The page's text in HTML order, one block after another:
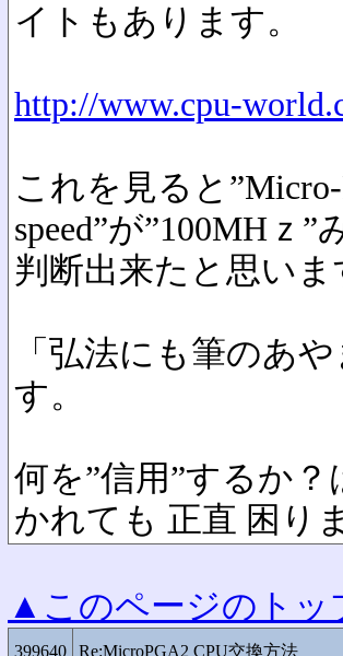
イトもあります。
http://www.cpu-
これを見ると
speed”が”100MHｚ
判断出来たと思いま
「弘法にも筆のあ
す。
何を”信用”するか
かれても 正直 困り
▲このページのトッ
399640 Re:MicroPGA2 CPU交換方法